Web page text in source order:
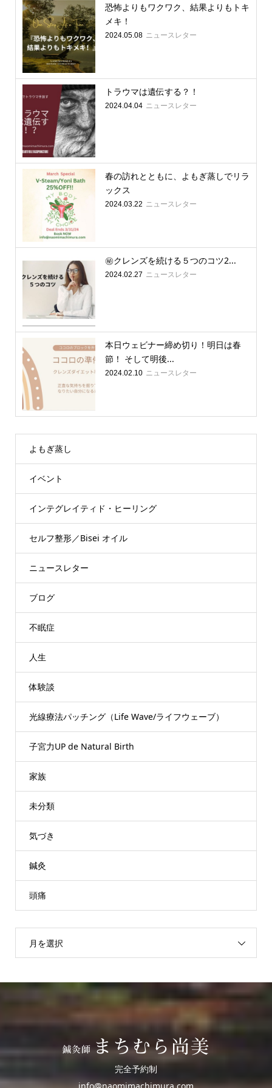
恐怖よりもワクワク、結果よりもトキ
メキ！
2024.05.08 ニュースレター
トラウマは遺伝する？！
2024.04.04 ニュースレター
春の訪れとともに、よもぎ蒸しでリラ
ックス
2024.03.22 ニュースレター
㊙️クレンズを続ける５つのコツ2...
2024.02.27 ニュースレター
本日ウェビナー締め切り！明日は春
節！ そして明後...
2024.02.10 ニュースレター
よもぎ蒸し
イベント
インテグレイティド・ヒーリング
セルフ整形／Bisei オイル
ニュースレター
ブログ
不眠症
人生
体験談
光線療法パッチング（Life Wave/ライフウェーブ）
子宮力UP de Natural Birth
家族
未分類
気づき
鍼灸
頭痛
月を選択
完全予約制